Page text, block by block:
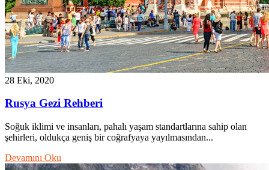
28 Eki, 2020
Rusya Gezi Rehberi
Soğuk iklimi ve insanları, pahalı yaşam standartlarına sahip olan
şehirleri, oldukça geniş bir coğrafyaya yayılmasından...
Devamını Oku